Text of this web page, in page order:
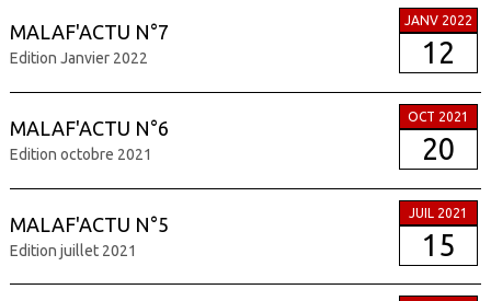
MALAF'ACTU N°7
Edition Janvier 2022
JANV 2022
12
MALAF'ACTU N°6
Edition octobre 2021
OCT 2021
20
MALAF'ACTU N°5
Edition juillet 2021
JUIL 2021
15